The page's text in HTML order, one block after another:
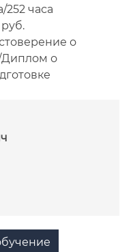
252 часа
о
о